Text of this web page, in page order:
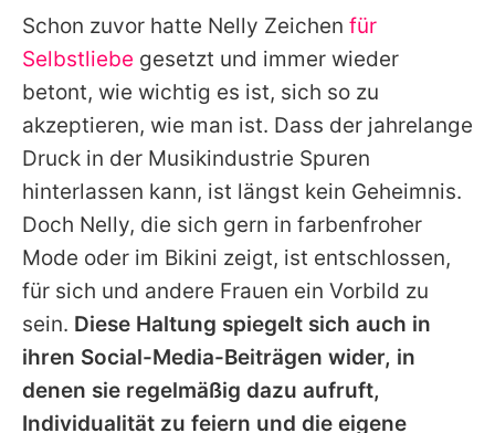
Schon zuvor hatte Nelly Zeichen für
Selbstliebe gesetzt und immer wieder
betont, wie wichtig es ist, sich so zu
akzeptieren, wie man ist. Dass der jahrelange
Druck in der Musikindustrie Spuren
hinterlassen kann, ist längst kein Geheimnis.
Doch Nelly, die sich gern in farbenfroher
Mode oder im Bikini zeigt, ist entschlossen,
für sich und andere Frauen ein Vorbild zu
sein. Diese Haltung spiegelt sich auch in
ihren Social-Media-Beiträgen wider, in
denen sie regelmäßig dazu aufruft,
Individualität zu feiern und die eigene